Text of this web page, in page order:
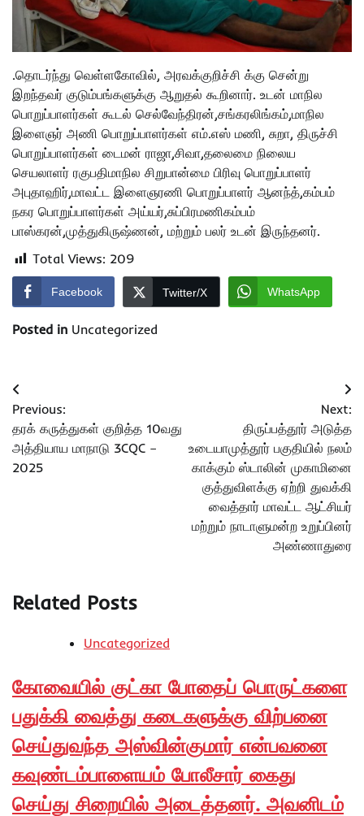
.தொடர்ந்து வெள்ளகோவில், அரவக்குறிச்சி க்கு சென்று
இறந்தவர் குடும்பங்களுக்கு ஆறுதல் கூறினார். உடன் மாநில
பொறுப்பாளர்கள் கூடல் செல்வேந்திரன்,சங்கரலிங்கம்,மாநில
இளைஞர் அணி பொறுப்பாளர்கள் எம்.எஸ் மணி, சுறா, திருச்சி
பொறுப்பாளர்கள் டைமன் ராஜா,சிவா,தலைமை நிலைய
செயலாளர் ரகுபதிமாநில சிறுபான்மை பிரிவு பொறுப்பாளர்
அபுதாஹிர்,மாவட்ட இளைஞரணி பொறுப்பாளர் ஆனந்த்,கம்பம்
நகர பொறுப்பாளர்கள் அய்யர்,சுப்பிரமணிகம்பம்
பாஸ்கரன்,முத்துகிருஷ்ணன், மற்றும் பலர் உடன் இருந்தனர்.
Total Views: 209
Facebook Twitter/X WhatsApp
Posted in Uncategorized
Post
navigation
Previous:
தரக் கருத்துகள் குறித்த 10வது
அத்தியாய மாநாடு 3CQC –
2025
Next:
திருப்பத்தூர் அடுத்த
உடையாமுத்தூர் பகுதியில் நலம்
காக்கும் ஸ்டாலின் முகாமினை
குத்துவிளக்கு ஏற்றி துவக்கி
வைத்தார் மாவட்ட ஆட்சியர்
மற்றும் நாடாளுமன்ற உறுப்பினர்
அண்ணாதுரை
Related Posts
Uncategorized
கோவையில் குட்கா போதைப் பொருட்களை
பதுக்கி வைத்து கடைகளுக்கு விற்பனை
செய்துவந்த அஸ்வின்குமார் என்பவனை
கவுண்டம்பாளையம் போலீசார் கைது
செய்து சிறையில் அடைத்தனர். அவனிடம்